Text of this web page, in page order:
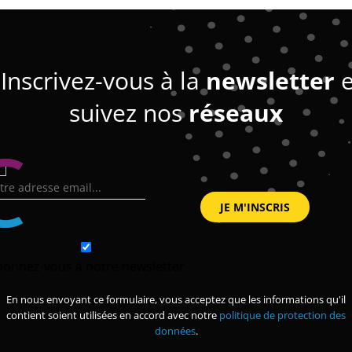
Inscrivez-vous à lanewsletter
suivez nosréseaux
En nous envoyant ce formulaire, vous acceptez que les informations qu'il
contient soient utilisées en accord avec notre politique de protection des
données.